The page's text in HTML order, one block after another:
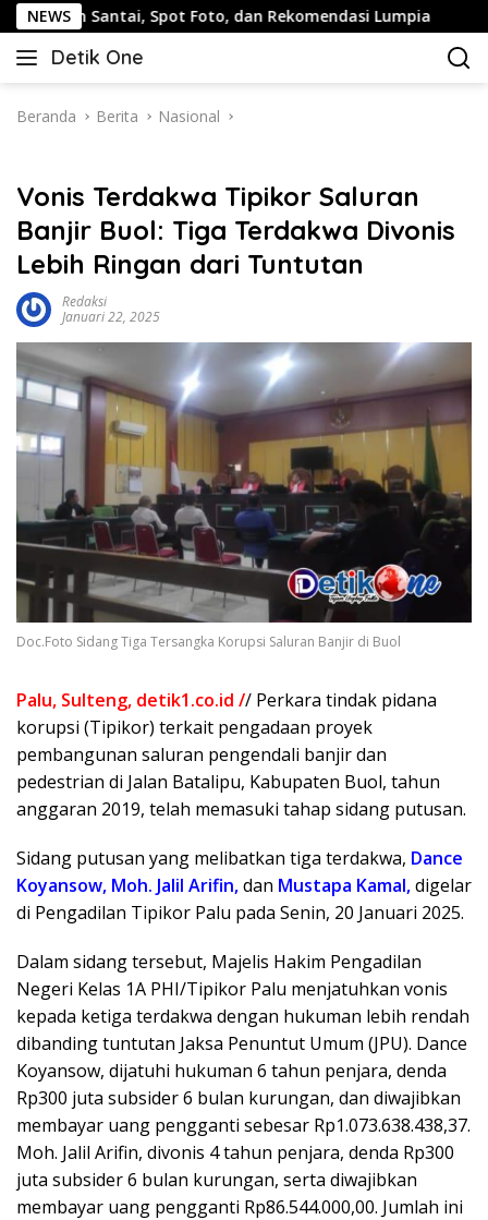
Langsung
ke
konten
NEWS
Spot Foto, dan Rekomendasi Lumpia Panduan
Detik One
Tajam
Fakta
Beranda Berita Nasional
Vonis Terdakwa Tipikor Saluran
Banjir Buol: Tiga Terdakwa Divonis
Lebih Ringan dari Tuntutan
Redaksi
Januari 22, 2025
Doc.Foto Sidang Tiga Tersangka Korupsi Saluran Banjir di Buol
Palu, Sulteng, detik1.co.id // Perkara tindak pidana
korupsi (Tipikor) terkait pengadaan proyek
pembangunan saluran pengendali banjir dan
pedestrian di Jalan Batalipu, Kabupaten Buol, tahun
anggaran 2019, telah memasuki tahap sidang putusan.
Sidang putusan yang melibatkan tiga terdakwa, Dance
Koyansow, Moh. Jalil Arifin,dan Mustapa Kamal,digelar
di Pengadilan Tipikor Palu pada Senin, 20 Januari 2025.
Dalam sidang tersebut, Majelis Hakim Pengadilan
Negeri Kelas 1A PHI/Tipikor Palu menjatuhkan vonis
kepada ketiga terdakwa dengan hukuman lebih rendah
dibanding tuntutan Jaksa Penuntut Umum (JPU). Dance
Koyansow, dijatuhi hukuman 6 tahun penjara, denda
Rp300 juta subsider 6 bulan kurungan, dan diwajibkan
membayar uang pengganti sebesar Rp1.073.638.438,37.
Moh. Jalil Arifin, divonis 4 tahun penjara, denda Rp300
juta subsider 6 bulan kurungan, serta diwajibkan
membayar uang pengganti Rp86.544.000,00. Jumlah ini